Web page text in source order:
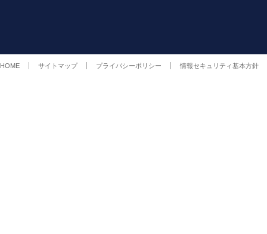
HOME サイトマップ プライバシーポリシー 情報セキュリティ基本方針